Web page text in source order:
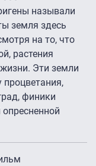
называли
земля здесь
на то, что
растения
Эти земли
процветания,
финики